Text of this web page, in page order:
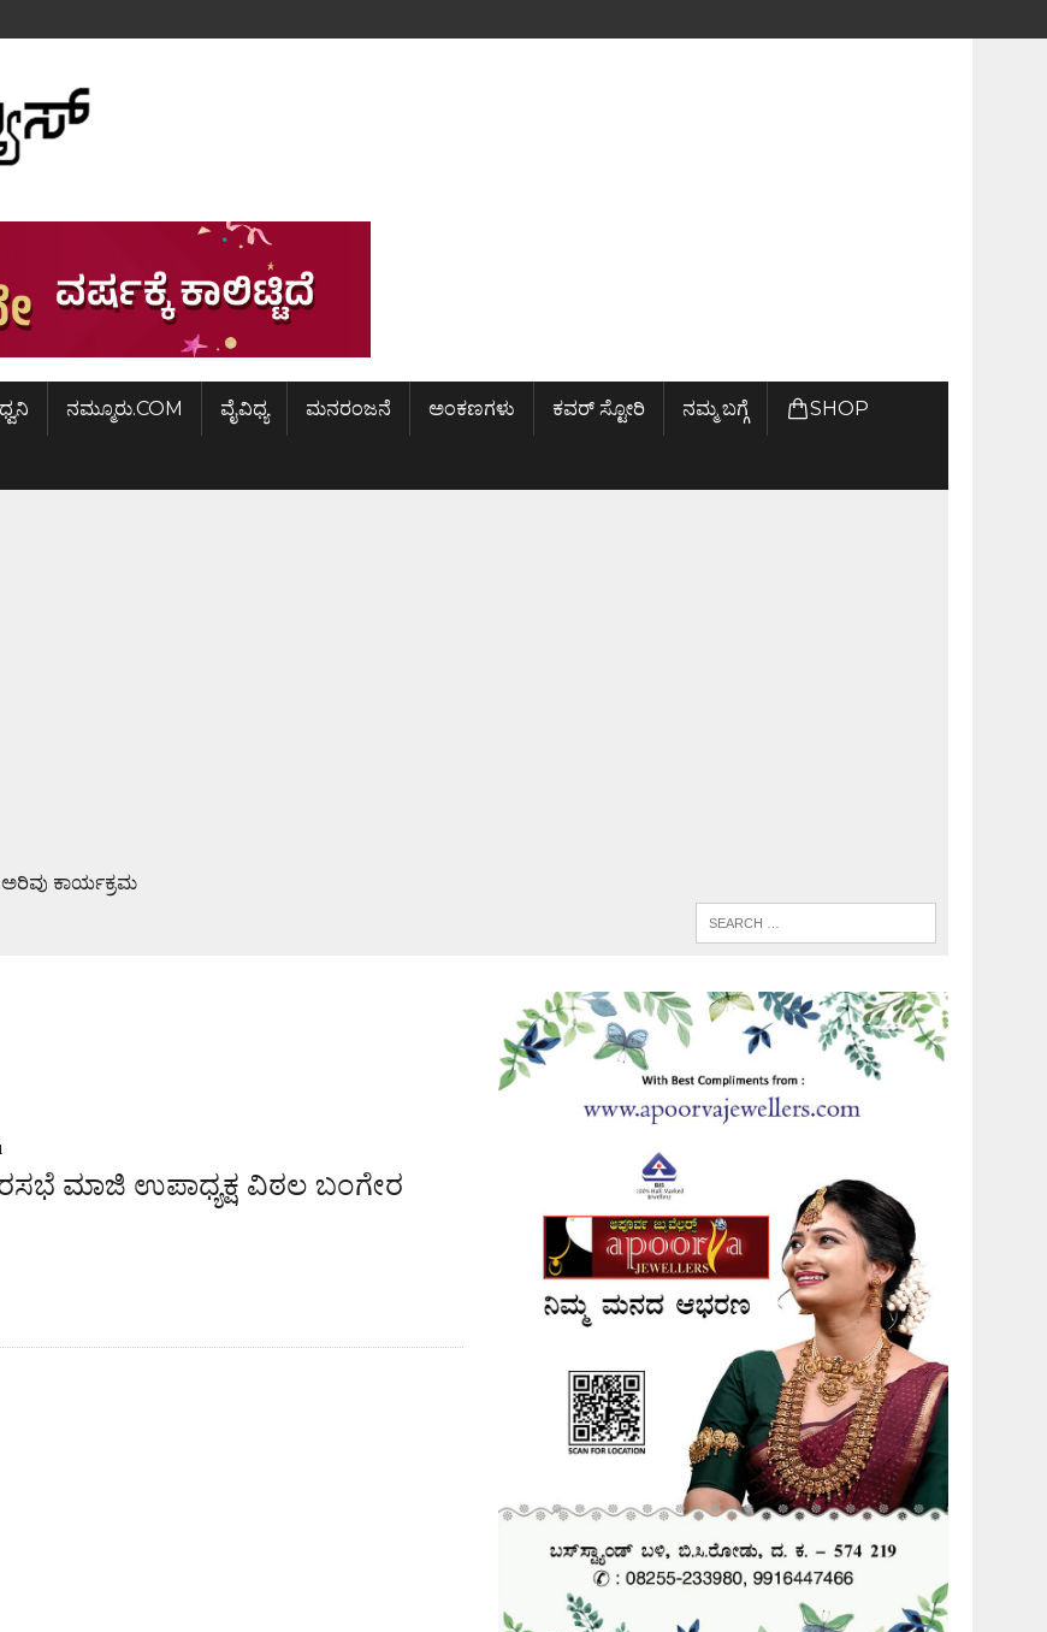
ನಮ್ಮೂರು.COM ವೈವಿಧ್ಯ ಮನರಂಜನೆ ಅಂಕಣಗಳು ಕವರ್ ಸ್ಟೋರಿ ನಮ್ಮ ಬಗ್ಗೆ SHOP
ಅರಿವು ಕಾರ್ಯಕ್ರಮ
: ಆಮಂತ್ರಣ ಪತ್ರಿಕೆ ಬಿಡುಗಡೆ
ಮಾಜಿ ಉಪಾಧ್ಯಕ್ಷ ವಿಠಲ ಬಂಗೇರ